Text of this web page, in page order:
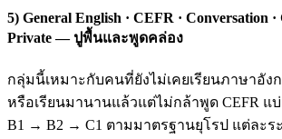
5) General English · CEFR · Conversation
Private — ปูพื้นและพูดคล่อง
กลุ่มนี้เหมาะกับคนที่ยังไม่เคยเรียนภาษาอัง
หรือเรียนมานานแล้วแต่ไม่กล้าพูด CEFR แ
B1 → B2 → C1 ตามมาตรฐานยุโรป แต่ละร